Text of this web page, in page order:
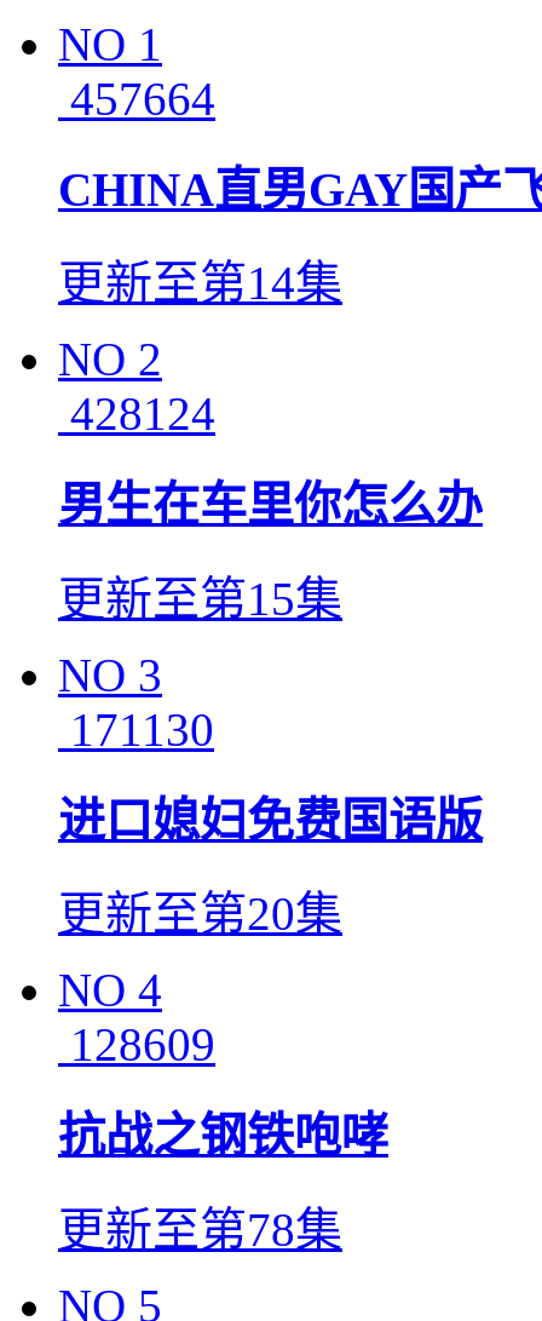
NO 1
457664
CHINA直男GAY国产
更新至第14集
NO 2
428124
男生在车里你怎么办
更新至第15集
NO 3
171130
进口媳妇免费国语版
更新至第20集
NO 4
128609
抗战之钢铁咆哮
更新至第78集
NO 5